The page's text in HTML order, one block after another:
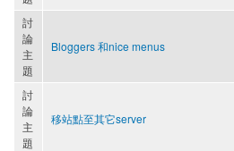
討
論
主
題
Bloggers 和nice menus
討
論
主
題
移站點至其它server